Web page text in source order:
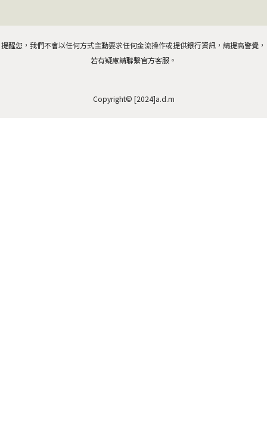
提醒您，我們不會以任何方式主動要求任何金流操作或提供銀行資訊，請提高警覺，
若有疑慮請聯繫官方客服。
Copyright© [2024]a.d.m